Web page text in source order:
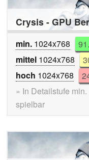
Crysis - GPU
min. 1024x768
mittel 1024x768
hoch 1024x768
» In Detailstufe
spielbar